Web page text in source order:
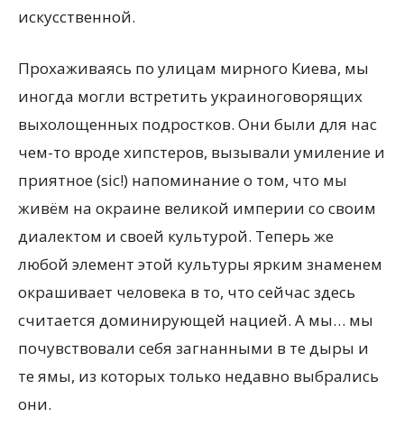
искусственной.
Прохаживаясь по улицам мирного Киева, мы
иногда могли встретить украиноговорящих
выхолощенных подростков. Они были для нас
чем-то вроде хипстеров, вызывали умиление и
приятное (sic!) напоминание о том, что мы
живём на окраине великой империи со своим
диалектом и своей культурой. Теперь же
любой элемент этой культуры ярким знаменем
окрашивает человека в то, что сейчас здесь
считается доминирующей нацией. А мы… мы
почувствовали себя загнанными в те дыры и
те ямы, из которых только недавно выбрались
они.